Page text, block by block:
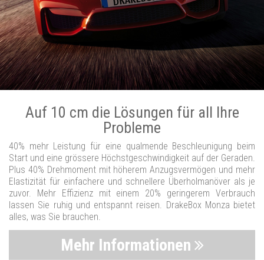
Auf 10 cm die Lösungen für all Ihre
Probleme
40% mehr Leistung für eine qualmende Beschleunigung beim
Start und eine grössere Höchstgeschwindigkeit auf der Geraden.
Plus 40% Drehmoment mit höherem Anzugsvermögen und mehr
Elastizität für einfachere und schnellere Überholmanöver als je
zuvor. Mehr Effizienz mit einem 20% geringerem Verbrauch
lassen Sie ruhig und entspannt reisen. DrakeBox Monza bietet
alles, was Sie brauchen.
Mehr Informationen